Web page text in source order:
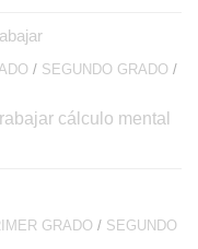
/ SEGUNDO GRADO /
cálculo mental
GRADO / SEGUNDO